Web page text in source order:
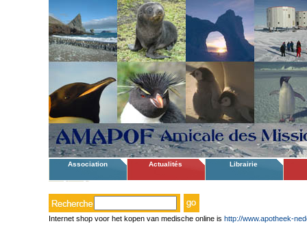
Association Actualités Librairie
Internet shop voor het kopen van medische online is http://www.apotheek-